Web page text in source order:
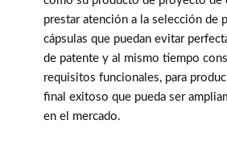
prestar atención a la selección de
cápsulas que puedan evitar
de patente y al mismo tiempo
requisitos funcionales, para
final exitoso que pueda ser
en el mercado.